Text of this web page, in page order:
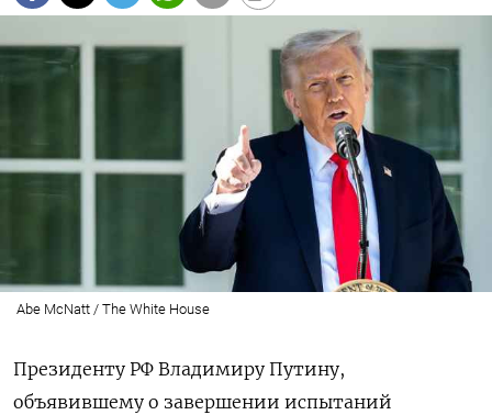
Abe McNatt / The White House
Президенту РФ Владимиру Путину,
объявившему о завершении испытаний